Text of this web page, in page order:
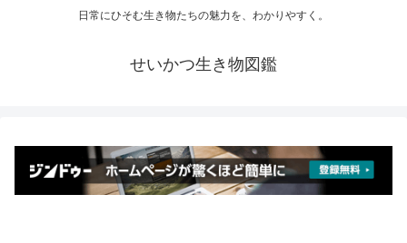
日常にひそむ生き物たちの魅力を、わかりやすく。
せいかつ生き物図鑑